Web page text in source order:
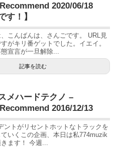
2020/06/18
す！】
こんばんは、さんごです。 URL見
がキリ番ゲットでした。イエイ。
宣言が一旦解除...
記事を読む
メハードテクノ –
2016/12/13
ントがリセントホットなトラックを
いくこの企画、本日は私774muzik
ます！ 今週...